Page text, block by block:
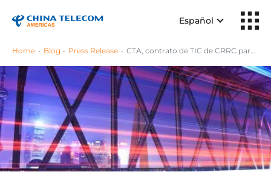
Español
Home Blog Press Release CTA, contrato de TIC de CRRC para Chicago Railcar